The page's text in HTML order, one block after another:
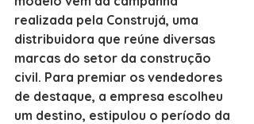
realizada pela Construjá, uma
distribuidora que reúne diversas
marcas do setor da construção
civil. Para premiar os vendedores
de destaque, a empresa escolheu
um destino, estipulou o período da